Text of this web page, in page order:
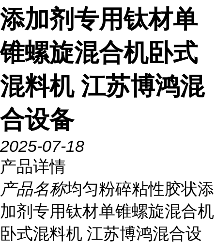
添加剂专用钛材单
锥螺旋混合机卧式
混料机 江苏博鸿混
合设备
2025-07-18
产品详情
产品名称均匀粉碎粘性胶状添
加剂专用钛材单锥螺旋混合机
卧式混料机 江苏博鸿混合设